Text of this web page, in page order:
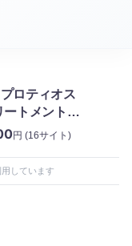
ロティオス
トメント
円 (16サイト)
しています